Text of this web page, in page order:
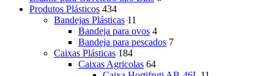
Produtos Plásticos 434
Bandejas Plásticas 11
Bandeja para ovos 4
Bandeja para pescados 7
Caixas Plásticas 184
Caixas Agricolas 64